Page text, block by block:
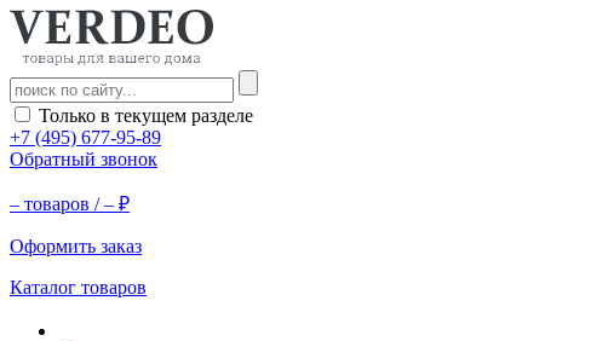
Только в текущем разделе
+7 (495) 677-95-89
Обратный звонок
– товаров /– ₽
Оформить заказ
Каталог товаров